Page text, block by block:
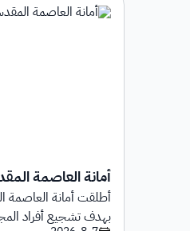
أمانة العاصمة
أطلقت أمانة العاصمة
بهدف تشجيع أفراد